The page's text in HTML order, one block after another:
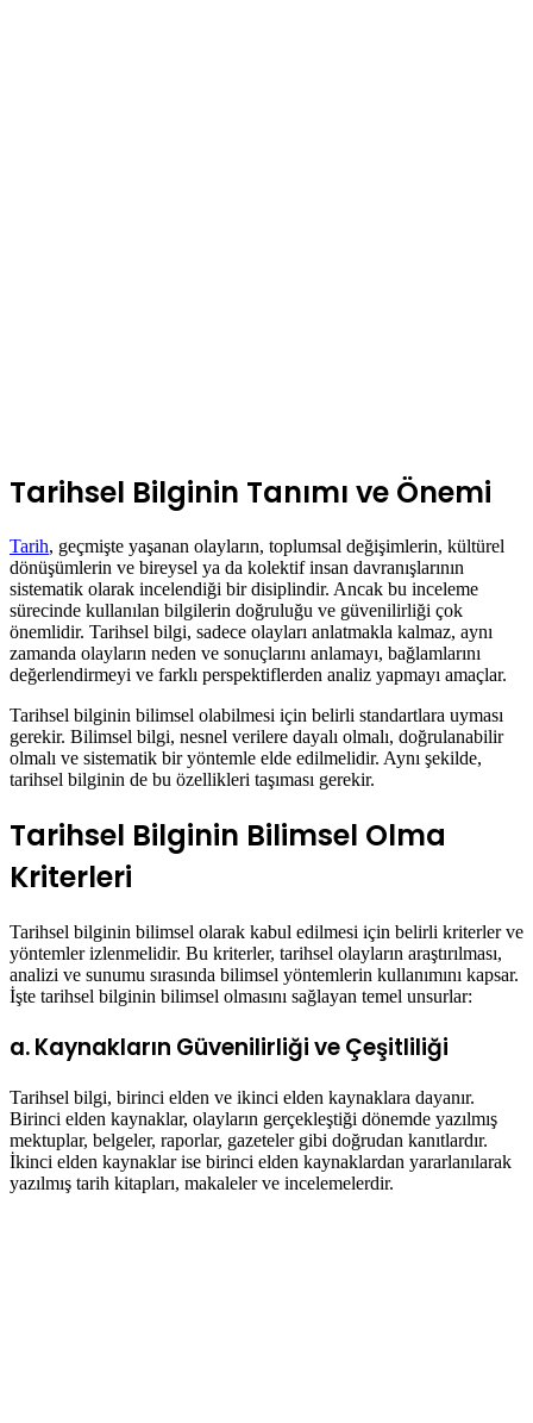
Tarihsel Bilginin Tanımı ve Önemi
Tarih, geçmişte yaşanan olayların, toplumsal değişimlerin, kültürel
dönüşümlerin ve bireysel ya da kolektif insan davranışlarının
sistematik olarak incelendiği bir disiplindir. Ancak bu inceleme
sürecinde kullanılan bilgilerin doğruluğu ve güvenilirliği çok
önemlidir. Tarihsel bilgi, sadece olayları anlatmakla kalmaz, aynı
zamanda olayların neden ve sonuçlarını anlamayı, bağlamlarını
değerlendirmeyi ve farklı perspektiflerden analiz yapmayı amaçlar.
Tarihsel bilginin bilimsel olabilmesi için belirli standartlara uyması
gerekir. Bilimsel bilgi, nesnel verilere dayalı olmalı, doğrulanabilir
olmalı ve sistematik bir yöntemle elde edilmelidir. Aynı şekilde,
tarihsel bilginin de bu özellikleri taşıması gerekir.
Tarihsel Bilginin Bilimsel Olma
Kriterleri
Tarihsel bilginin bilimsel olarak kabul edilmesi için belirli kriterler ve
yöntemler izlenmelidir. Bu kriterler, tarihsel olayların araştırılması,
analizi ve sunumu sırasında bilimsel yöntemlerin kullanımını kapsar.
İşte tarihsel bilginin bilimsel olmasını sağlayan temel unsurlar:
a. Kaynakların Güvenilirliği ve Çeşitliliği
Tarihsel bilgi, birinci elden ve ikinci elden kaynaklara dayanır.
Birinci elden kaynaklar, olayların gerçekleştiği dönemde yazılmış
mektuplar, belgeler, raporlar, gazeteler gibi doğrudan kanıtlardır.
İkinci elden kaynaklar ise birinci elden kaynaklardan yararlanılarak
yazılmış tarih kitapları, makaleler ve incelemelerdir.